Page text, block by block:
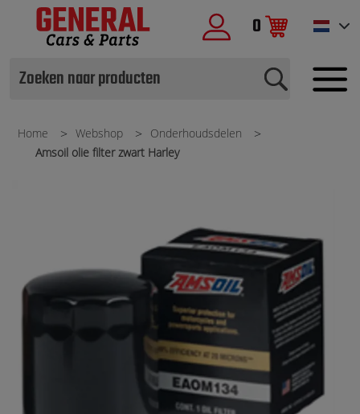
0
Home Webshop
Onderhoudsdelen
Amsoil olie filter zwart Harley